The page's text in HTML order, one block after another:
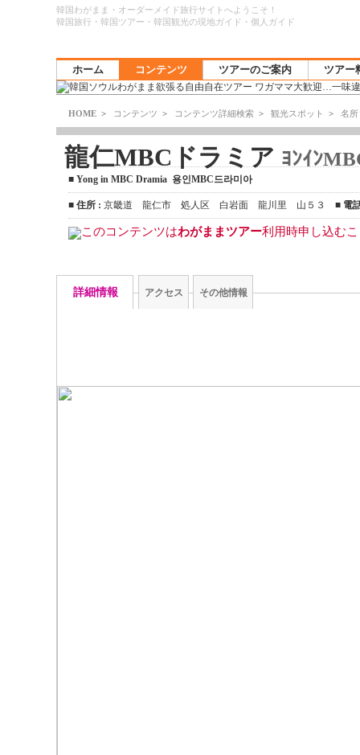
韓国わがまま・オーダーメイド旅行サイトへようこそ！
韓国旅行・韓国ツアー・韓国観光の現地ガイド・個人ガイド
ホーム コンテンツ ツアーのご案内 ツアー
HOME > コンテンツ > コンテンツ詳細検索 > 観光スポット > 名所
龍仁MBCドラミア ﾖﾝｲﾝ
■ Yong in MBC Dramia 용인MBC드라미아
■ 住所 : 京畿道 龍仁市 処人区 白岩面 龍川里 山５３ ■ 電
このコンテンツはわがままツアー利用時申し込む
詳細情報 アクセス その他情報